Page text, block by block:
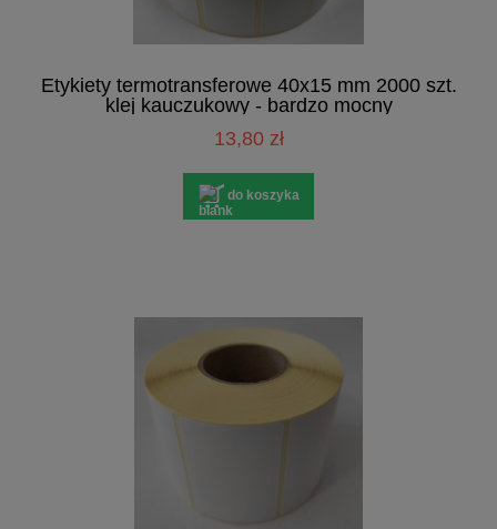
Etykiety termotransferowe 40x15 mm 2000 szt.
klej kauczukowy - bardzo mocny
13,80 zł
do koszyka